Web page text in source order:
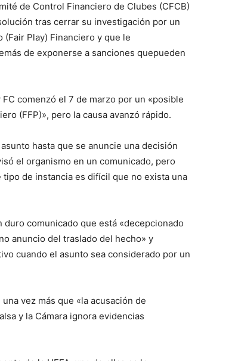
de Control Financiero de Clubes (CFCB)
tras cerrar su investigación por un
Play) Financiero y que le
de exponerse a sanciones quepueden
comenzó el 7 de marzo por un «posible
(FFP)», pero la causa avanzó rápido.
hasta que se anuncie una decisión
el organismo en un comunicado, pero
de instancia es difícil que no exista una
comunicado que está «decepcionado
anuncio del traslado del hecho» y
cuando el asunto sea considerado por un
vez más que «la acusación de
y la Cámara ignora evidencias